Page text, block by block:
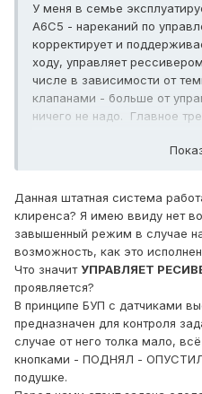
У меня в семье
А6С5 - нареканий по
корректирует и
ходу, управляет
числе в зависимости от
клапанами - больше от
ничего не надо. Главное
системой (выбирать там
т.е. условно как
должна требовать
Данная штатная система
клиренса? Я имею ввиду нет
завышенный режим в случае
возможность, как это
Что значитУПРАВЛЯЕТ
проявляется?
В принципе БУП с датчиками
предназначен для контроля
случае от него толка мало,
кнопками - ПОДНЯЛ - ОПУСТИЛ
подушке.